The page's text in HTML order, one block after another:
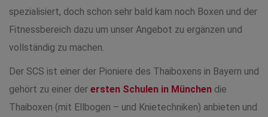
spezialisiert, doch schon sehr bald kam noch Boxen und der
Fitnessbereich dazu um unser Angebot zu ergänzen und
vollständig zu machen.
Der SCS ist einer der Pioniere des Thaiboxens in Bayern und
gehört zu einer der ersten Schulen in München die
Thaiboxen (mit Ellbogen – und Knietechniken) anbieten und